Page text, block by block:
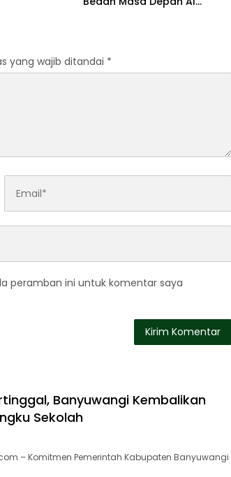
yang wajib ditandai *
peramban ini untuk komentar saya
Banyuwangi Kembalikan
Sekolah
– Komitmen Pemerintah Kabupaten Banyuwangi